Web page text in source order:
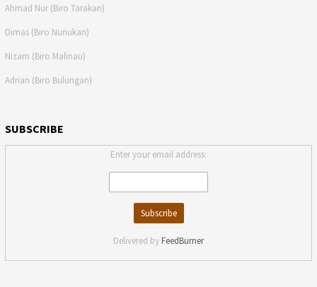
Ahmad Nur (Biro Tarakan)
Dimas (Biro Nunukan)
Nizam (Biro Malinau)
Adrian (Biro Bulungan)
SUBSCRIBE
Enter your email address:
Delivered by FeedBurner